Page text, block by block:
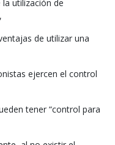
utilización de
de utilizar una
ejercen el control
tener “control para